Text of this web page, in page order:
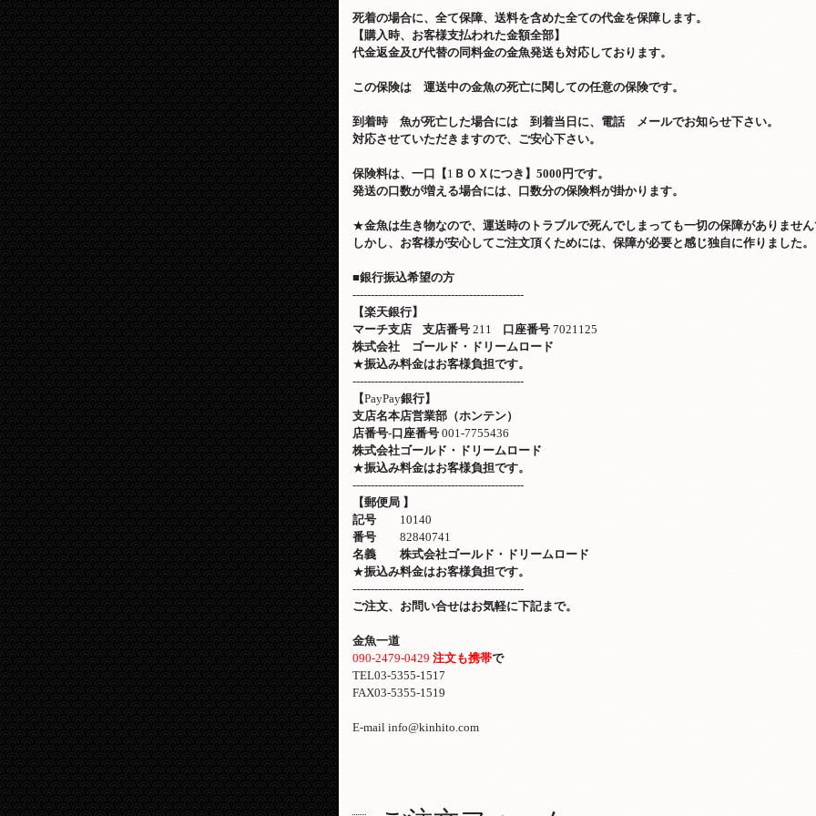
死着の場合に、全て保障、送料を含めた全ての代金を保障します。
【購入時、お客様支払われた金額全部】
代金返金及び代替の同料金の金魚発送も対応しております。
この保険は 運送中の金魚の死亡に関しての任意の保険です。
到着時 魚が死亡した場合には 到着当日に、電話 メールでお知らせ下さい。
対応させていただきますので、ご安心下さい。
保険料は、一口【1 ＢＯＸにつき】 5000 円です。
発送の口数が増える場合には、口数分の保険料が掛かります。
★金魚は生き物なので、運送時のトラブルで死んでしまっても一切の保障がありませ
しかし、お客様が安心してご注文頂くためには、保障が必要と感じ独自に作りました。
■銀行振込希望の方
-----------------------------------------------
【楽天銀行】
マーチ支店
支店番号 211 口座番号 7021125
株式会社 ゴールド・ドリームロード
★振込み料金はお客様負担です。
-----------------------------------------------
【PayPay銀行】
支店名本店営業部（ホンテン）
店番号-口座番号 001-7755436
株式会社ゴールド・ドリームロード
★振込み料金はお客様負担です。
-----------------------------------------------
【郵便局 】
記号 10140
番号 82840741
名義 株式会社ゴールド・ドリームロード
★振込み料金はお客様負担です。
-----------------------------------------------
ご注文、お問い合せはお気軽に下記まで。
金魚一道
090-2479-0429 注文も携帯で
TEL03-5355-1517
FAX03-5355-1519
E-mail info@kinhito.com